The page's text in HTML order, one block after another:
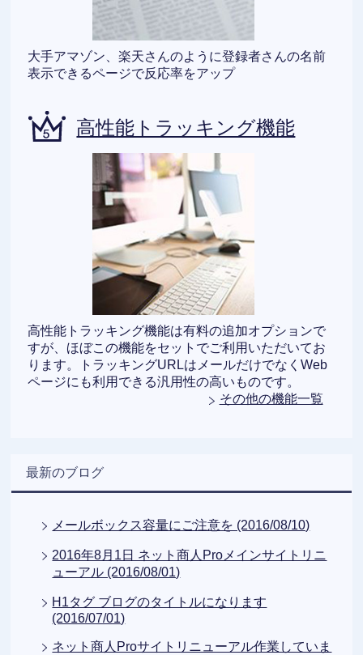
大手アマゾン、楽天さんのように登録者さんの名前
表示できるページで反応率をアップ
高性能トラッキング機能
高性能トラッキング機能は有料の追加オプションで
すが、ほぼこの機能をセットでご利用いただいてお
ります。トラッキングURLはメールだけでなくWeb
ページにも利用できる汎用性の高いものです。
その他の機能一覧
最新のブログ
メールボックス容量にご注意を (2016/08/10)
2016年8月1日 ネット商人Proメインサイトリニ
ューアル (2016/08/01)
H1タグ ブログのタイトルになります
(2016/07/01)
ネット商人Proサイトリニューアル作業していま